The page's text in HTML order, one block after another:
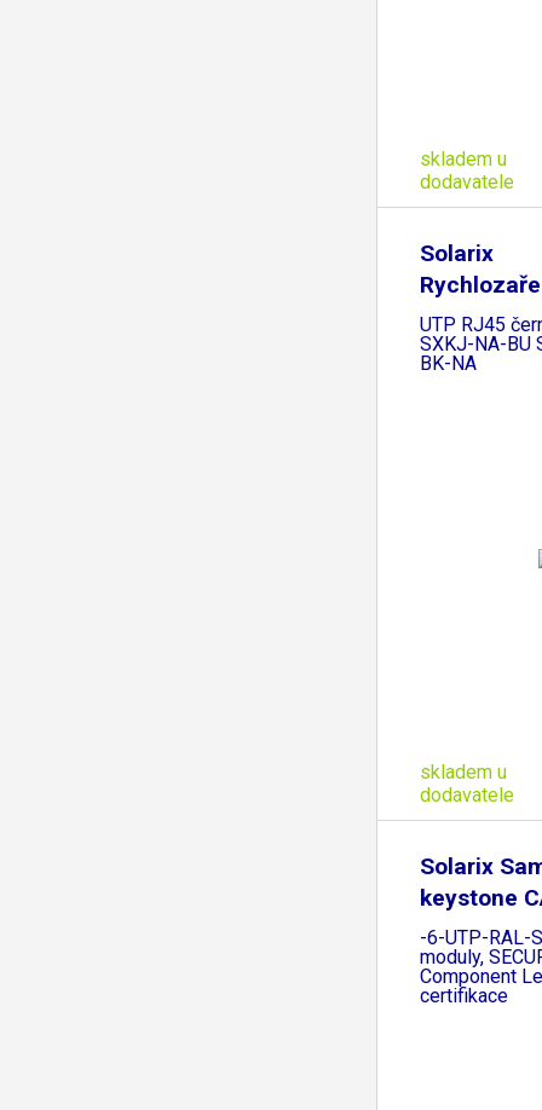
skladem u
dodavatele
Solarix
keystone
UTP RJ45
SXKJ-NA-BU
BK-NA
skladem u
dodavatele
Solarix
keystone
SXKJ
-6-UTP-RAL-
moduly,
Component
certifikace